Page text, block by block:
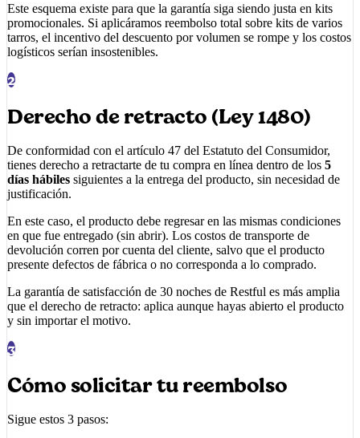
Este esquema existe para que la garantía siga siendo justa en kits
promocionales. Si aplicáramos reembolso total sobre kits de varios
tarros, el incentivo del descuento por volumen se rompe y los costos
logísticos serían insostenibles.
2
Derecho de retracto (Ley 1480)
De conformidad con el artículo 47 del Estatuto del Consumidor,
tienes derecho a retractarte de tu compra en línea dentro de los 5
días hábiles siguientes a la entrega del producto, sin necesidad de
justificación.
En este caso, el producto debe regresar en las mismas condiciones
en que fue entregado (sin abrir). Los costos de transporte de
devolución corren por cuenta del cliente, salvo que el producto
presente defectos de fábrica o no corresponda a lo comprado.
La garantía de satisfacción de 30 noches de Restful es más amplia
que el derecho de retracto: aplica aunque hayas abierto el producto
y sin importar el motivo.
3
Cómo solicitar tu reembolso
Sigue estos 3 pasos: